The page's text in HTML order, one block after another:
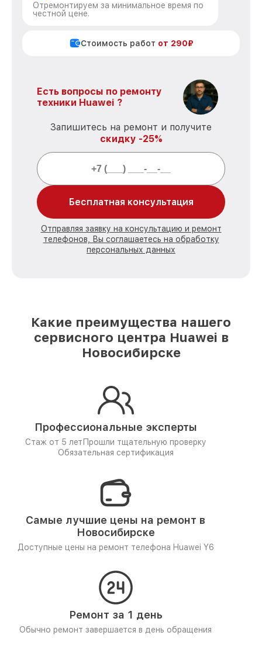
Отремонтируем за минимальное время по
честной цене.
Стоимость работ от 290₽
Есть вопросы по ремонту
техники Huawei ?
Запишитесь на ремонт и получите
скидку -25%
Бесплатная консультация
Отправляя заявку на консультацию и ремонт
телефонов, Вы соглашаетесь на обработку
персональных данных
Какие преимущества нашего
сервисного центра Huawei в
Новосибирске
Профессиональные эксперты
Стаж от 5 лет Прошли тщательную проверку
Обязательная сертификация
Самые лучшие цены на ремонт в
Новосибирске
Доступные цены на ремонт телефона Huawei Y6
Ремонт за 1 день
Обычно ремонт завершается в день обращения